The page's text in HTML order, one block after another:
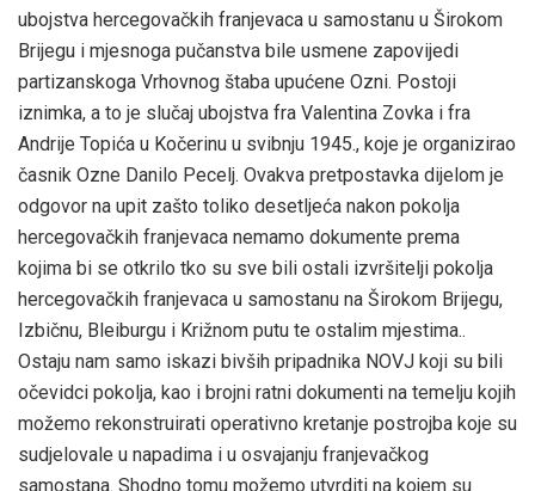
ubojstva hercegovačkih franjevaca u samostanu u Širokom
Brijegu i mjesnoga pučanstva bile usmene zapovijedi
partizanskoga Vrhovnog štaba upućene Ozni. Postoji
iznimka, a to je slučaj ubojstva fra Valentina Zovka i fra
Andrije Topića u Kočerinu u svibnju 1945., koje je organizirao
časnik Ozne Danilo Pecelj. Ovakva pretpostavka dijelom je
odgovor na upit zašto toliko desetljeća nakon pokolja
hercegovačkih franjevaca nemamo dokumente prema
kojima bi se otkrilo tko su sve bili ostali izvršitelji pokolja
hercegovačkih franjevaca u samostanu na Širokom Brijegu,
Izbičnu, Bleiburgu i Križnom putu te ostalim mjestima..
Ostaju nam samo iskazi bivših pripadnika NOVJ koji su bili
očevidci pokolja, kao i brojni ratni dokumenti na temelju kojih
možemo rekonstruirati operativno kretanje postrojba koje su
sudjelovale u napadima i u osvajanju franjevačkog
samostana. Shodno tomu možemo utvrditi na kojem su